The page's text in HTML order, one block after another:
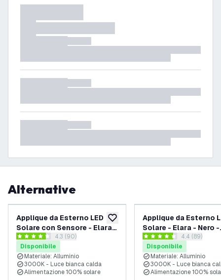
Alternative
aggiungi alla lista desideri
Applique da Esterno LED
Solare con Sensore - Elara -
Nero - 3000K - 150 Lumen -
IP44
apri il cassetto delle recensioni
4.3 stelle di valutazione
4.3 (90)
Disponibile
Materiale: Alluminio
3000K - Luce bianca calda
Alimentazione 100% solare
Applique da Esterno
Solare - Elara - Nero -
3000K - IP44
apri il
4.4 stelle di valutazione
4.4 (89)
Disponibile
Materiale: Alluminio
3000K - Luce bianca
Alimentazione 100%